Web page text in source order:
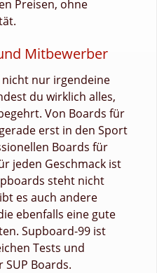
Preisen, ohne
Mitbewerber
nur irgendeine
du wirklich alles,
Von Boards für
erst in den Sport
Boards für
jeden Geschmack ist
steht nicht
es auch andere
ebenfalls eine gute
Supboard-99 ist
Tests und
Boards.